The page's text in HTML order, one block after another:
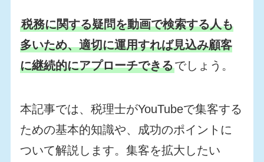
税務に関する疑問を動画で検索する人も
多いため、適切に運用すれば見込み顧客
に継続的にアプローチできるでしょう。
本記事では、税理士がYouTubeで集客する
ための基本的知識や、成功のポイントに
ついて解説します。集客を拡大したい